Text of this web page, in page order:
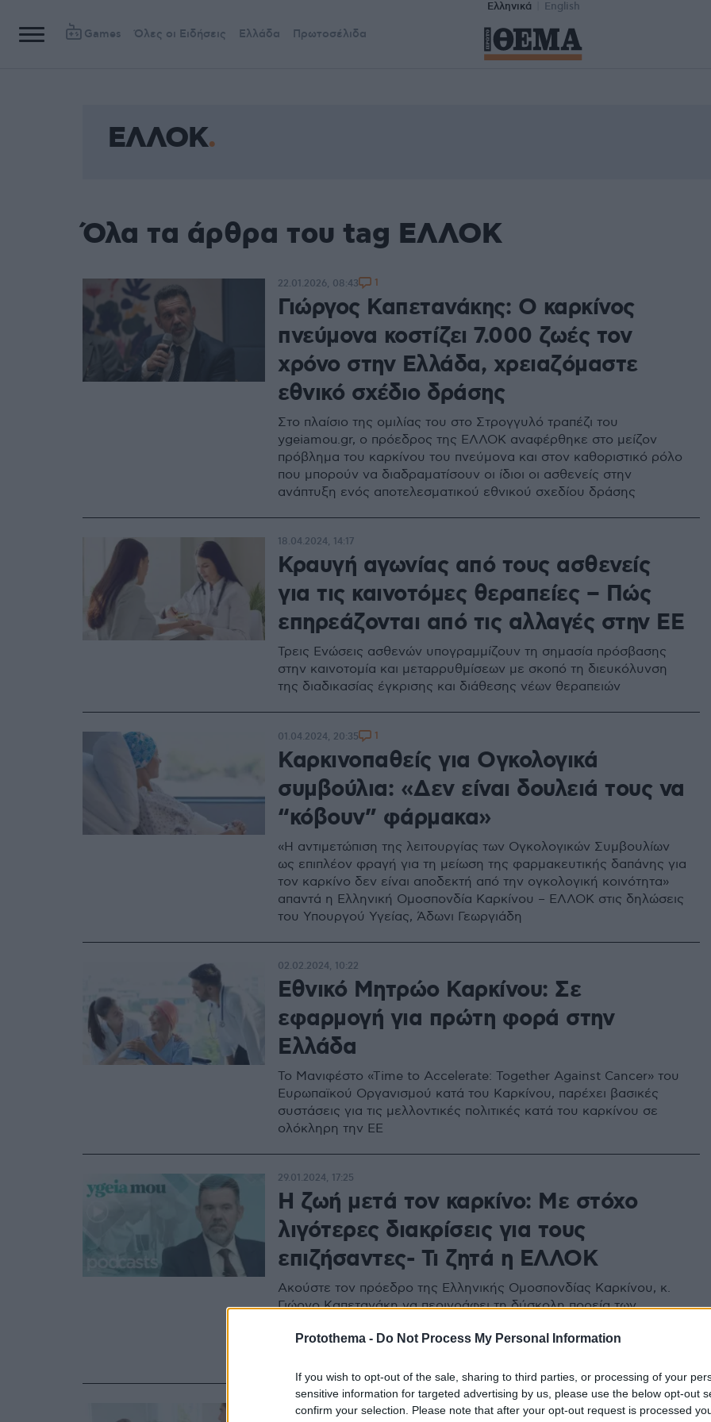
Protothema - Do Not Process My Personal Information
If you wish to opt-out of the sale, sharing to third parties, or processing of your
sensitive information for targeted advertising by us, please use the below opt-out
confirm your selection. Please note that after your opt-out request is processed
Ελληνικά English
Games Όλες οι Ειδήσεις Ελλάδα Πρωτοσέλιδα
ΕΛΛΟΚ
Όλα τα άρθρα του tag ΕΛΛΟΚ
Γιώργος Καπετανάκης: Ο καρκίνος
πνεύμονα κοστίζει 7.000 ζωές τον
χρόνο στην Ελλάδα, xρειαζόμαστε
εθνικό σχέδιο δράσης
Στο πλαίσιο της ομιλίας του στο Στρογγυλό τραπέζι του
ygeiamou.gr, o πρόεδρος της ΕΛΛΟΚ αναφέρθηκε στο μείζον
πρόβλημα του καρκίνου του πνεύμονα και στον καθοριστικό ρόλο
που μπορούν να διαδραματίσουν οι ίδιοι οι ασθενείς στην
ανάπτυξη ενός αποτελεσματικού εθνικού σχεδίου δράσης
22.01.2026, 08:43 1
Κραυγή αγωνίας από τους ασθενείς
για τις καινοτόμες θεραπείες – Πώς
επηρεάζονται από τις αλλαγές στην ΕΕ
Τρεις Ενώσεις ασθενών υπογραμμίζουν τη σημασία πρόσβασης
στην καινοτομία και μεταρρυθμίσεων με σκοπό τη διευκόλυνση
της διαδικασίας έγκρισης και διάθεσης νέων θεραπειών
18.04.2024, 14:17
Καρκινοπαθείς για Ογκολογικά
συμβούλια: «Δεν είναι δουλειά τους να
“κόβουν” φάρμακα»
«Η αντιμετώπιση της λειτουργίας των Ογκολογικών Συμβουλίων
ως επιπλέον φραγή για τη μείωση της φαρμακευτικής δαπάνης για
τον καρκίνο δεν είναι αποδεκτή από την ογκολογική κοινότητα»
απαντά η Ελληνική Ομοσπονδία Καρκίνου – ΕΛΛΟΚ στις δηλώσεις
του Υπουργού Υγείας, Άδωνι Γεωργιάδη
01.04.2024, 20:35 1
Εθνικό Μητρώο Καρκίνου: Σε
εφαρμογή για πρώτη φορά στην
Ελλάδα
Το Μανιφέστο «Time to Accelerate: Together Against Cancer» του
Ευρωπαϊκού Οργανισμού κατά του Καρκίνου, παρέχει βασικές
συστάσεις για τις μελλοντικές πολιτικές κατά του καρκίνου σε
ολόκληρη την ΕΕ
02.02.2024, 10:22
Η ζωή μετά τον καρκίνο: Με στόχο
λιγότερες διακρίσεις για τους
επιζήσαντες- Τι ζητά η ΕΛΛΟΚ
Ακούστε τον πρόεδρο της Ελληνικής Ομοσπονδίας Καρκίνου, κ.
Γιώργο Καπετανάκη να περιγράφει τη δύσκολη πορεία των
φτωχοποίησης και αποκλεισμού που αντιμετωπίζουν παράλληλα
το δικαίωμα στη λήθη που αιτούνται
29.01.2024, 17:25
29.11.2023, 13:55